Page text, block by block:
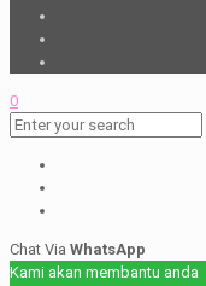
0
Chat Via WhatsApp
Kami akan membantu anda